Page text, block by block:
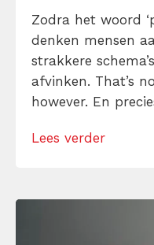
Zodra het woord
denken mensen
strakkere
afvinken. That’s
however. En
interessant. Dit
minstens zo
Lees verder